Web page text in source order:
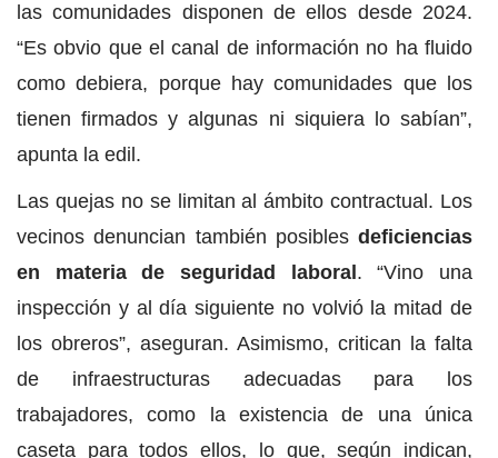
las comunidades disponen de ellos desde 2024.
“Es obvio que el canal de información no ha fluido
como debiera, porque hay comunidades que los
tienen firmados y algunas ni siquiera lo sabían”,
apunta la edil.
Las quejas no se limitan al ámbito contractual. Los
vecinos denuncian también posibles deficiencias
en materia de seguridad laboral . “Vino una
inspección y al día siguiente no volvió la mitad de
los obreros”, aseguran. Asimismo, critican la falta
de infraestructuras adecuadas para los
trabajadores, como la existencia de una única
caseta para todos ellos, lo que, según indican,